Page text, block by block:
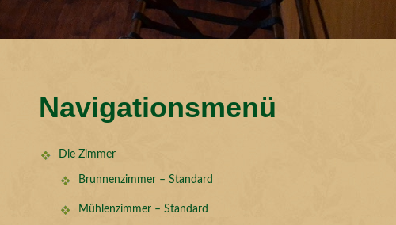
Navigationsmenü
Die Zimmer
Brunnenzimmer – Standard
Mühlenzimmer – Standard